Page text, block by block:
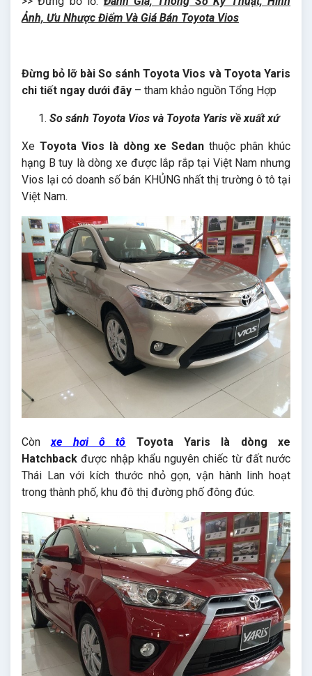
Ảnh, Ưu Nhược Điểm Và Giá Bán Toyota Vios
Đừng bỏ lỡ bài So sánh Toyota Vios và Toyota Yaris
chi tiết ngay dưới đây – tham khảo nguồn Tổng Hợp
So sánh Toyota Vios và Toyota Yaris về xuất xứ
Xe Toyota Vios là dòng xe Sedan thuộc phân khúc
hạng B tuy là dòng xe được lắp rắp tại Việt Nam nhưng
Vios lại có doanh số bán KHỦNG nhất thị trường ô tô tại
Việt Nam.
Cònxe hơi ô tô
Toyota Yaris là dòng xe
Hatchbackđược nhập khẩu nguyên chiếc từ đất nước
Thái Lan với kích thước nhỏ gọn, vận hành linh hoạt
trong thành phố, khu đô thị đường phố đông đúc.